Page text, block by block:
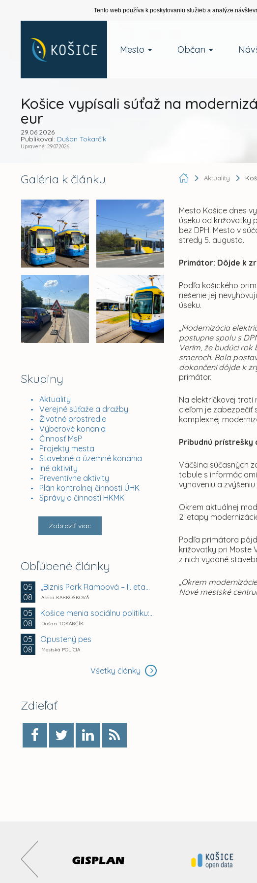
Tento web používa k poskytovaniu služieb a analýze
Mesto Občan
Košice vypísali súťaž na
eur
29.06.2026
Publikoval: Dušan Tokarčík
Upravené: 29.07.2026
Galéria k článku
Skupiny
Aktuality
Verejné súťaže a dražby
Životné prostredie
Výberové konania
Činnosť MsP
Projekty mesta
Stavebné a územné konania
Iné aktivity
Preventívne aktivity
Plán kontrolnej činnosti ÚHK
Správy o činnosti HKMK
Zobraziť viac
Obľúbené články
05
08
,,Biznis Park Rampová – II. etapa, Rampová ul.,...
Alena KARKOŠKOVÁ
05
08
Košice menia sociálnu politiku: chránia mestské byty...
Dušan TOKARČÍK
05
08
Opustený pes
Mestská POLÍCIA
Všetky články
Zdieľať
Aktuality
Mesto Košice dnes
úseku od križovatky
bez DPH. Mesto v
stredy 5. augusta.
Primátor: Dôjde k
Podľa košického
riešenie jej
úseku.
„Modernizácia
postupne spolu s
Verím, že budúci
smeroch. Bola
dokončení dôjde k
primátor.
Na električkovej trati
cieľom je zabezpečiť
komplexnej
Pribudnú prístrešky
Väčšina súčasných
tabule s
vynoveniu a
Okrem aktuálnej
2. etapy
Podľa primátora
križovatky pri Moste
z nich vydané
„Okrem
Nové mestské